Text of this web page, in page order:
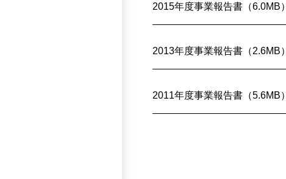
2015年度事業報告書（6.0MB）
2013年度事業報告書（2.6MB）
2011年度事業報告書（5.6MB）